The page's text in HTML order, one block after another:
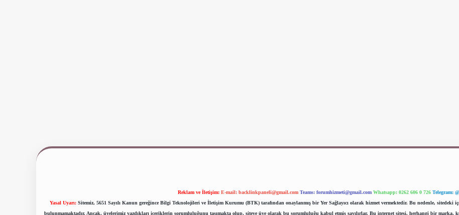
Reklam ve İletişim: E-mail: backlinkpaneli@gmail.com Teams: forumhizmeti@gmail.com Whatsapp: 0262 606 0 726 Telegram:
Yasal Uyarı: Sitemiz, 5651 Sayılı Kanun gereğince Bilgi Teknolojileri ve İletişim Kurumu (BTK) tarafından onaylanmış bir Yer Sağlayıcı olarak hizmet vermektedir. Bu nedenle,
bulunmamaktadır. Ancak, üyelerimiz yazdıkları içeriklerin sorumluluğunu taşımakta olup, siteye üye olarak bu sorumluluğu kabul etmiş sayılırlar. Bu internet sitesi, herhangi bir marka,